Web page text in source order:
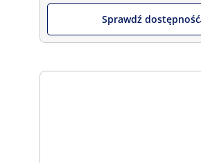
Sprawdź dostępność